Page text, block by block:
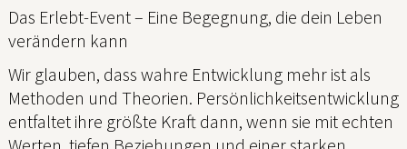
Das Erlebt-Event – Eine Begegnung, die dein Leben
verändern kann
Wir glauben, dass wahre Entwicklung mehr ist als
Methoden und Theorien. Persönlichkeitsentwicklung
entfaltet ihre größte Kraft dann, wenn sie mit echten